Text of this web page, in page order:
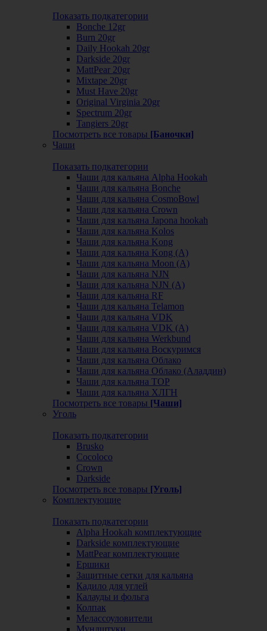
Показать подкатегории
Bonche 12gr
Burn 20gr
Daily Hookah 20gr
Darkside 20gr
MattPear 20gr
Mixtape 20gr
Must Have 20gr
Original Virginia 20gr
Spectrum 20gr
Tangiers 20gr
Посмотреть все товары [Баночки]
Чаши
Показать подкатегории
Чаши для кальяна Alpha Hookah
Чаши для кальяна Bonche
Чаши для кальяна CosmoBowl
Чаши для кальяна Crown
Чаши для кальяна Japona hookah
Чаши для кальяна Kolos
Чаши для кальяна Kong
Чаши для кальяна Kong (A)
Чаши для кальяна Moon (А)
Чаши для кальяна NJN
Чаши для кальяна NJN (А)
Чаши для кальяна RF
Чаши для кальяна Telamon
Чаши для кальяна VDK
Чаши для кальяна VDK (А)
Чаши для кальяна Werkbund
Чаши для кальяна Воскуримся
Чаши для кальяна Облако
Чаши для кальяна Облако (Аладдин)
Чаши для кальяна ТОР
Чаши для кальяна ХЛГН
Посмотреть все товары [Чаши]
Уголь
Показать подкатегории
Brusko
Cocoloco
Crown
Darkside
Посмотреть все товары [Уголь]
Комплектующие
Показать подкатегории
Alpha Hookah комплектующие
Darkside комплектующие
MattPear комплектующие
Ершики
Защитные сетки для кальяна
Кадило для углей
Калауды и фольга
Колпак
Мелассоуловители
Мундштуки